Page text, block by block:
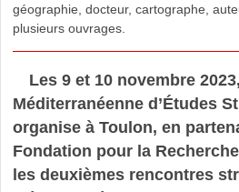
géographie, docteur, cartographe,
plusieurs ouvrages.
Les 9 et 10 novembre
Méditerranéenne d’Études
organise à Toulon, en
Fondation pour la
les deuxièmes rencontres